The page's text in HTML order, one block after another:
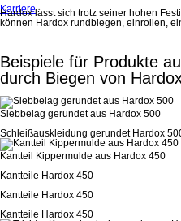
Karriere
Hardox lässt sich trotz seiner hohen
können Hardox rundbiegen, einrollen,
Beispiele für Produkte
durch Biegen von
Siebbelag gerundet aus Hardox 500
Schleißauskleidung gerundet Hardox
Kantteil Kippermulde aus Hardox 450
Kantteile Hardox 450
Kantteile Hardox 450
Kantteile Hardox 450